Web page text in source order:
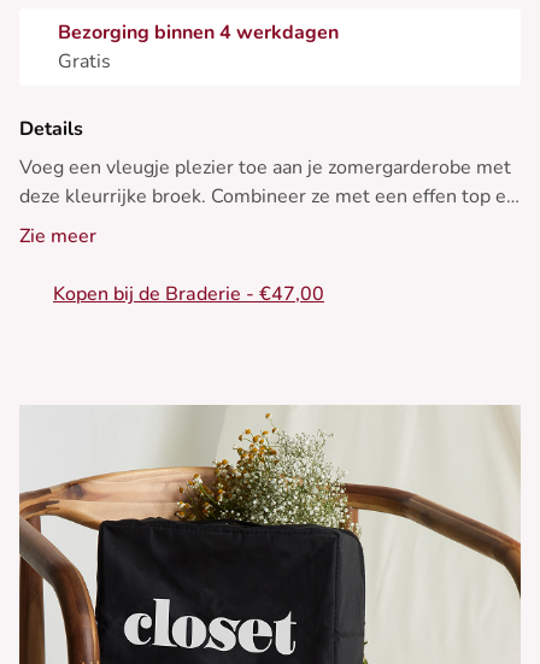
Bezorging binnen 4 werkdagen
Gratis
Details
Voeg een vleugje plezier toe aan je zomergarderobe met
deze kleurrijke broek. Combineer ze met een effen top en
sandalen voor een casual look.
- Katoenen broek
- Wijde, losse pasvorm
- Levendig streeppatroon
Zie meer
Kopen bij de Braderie - €47,00